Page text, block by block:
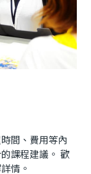
間、費用等內
課程建議。 歡
情。